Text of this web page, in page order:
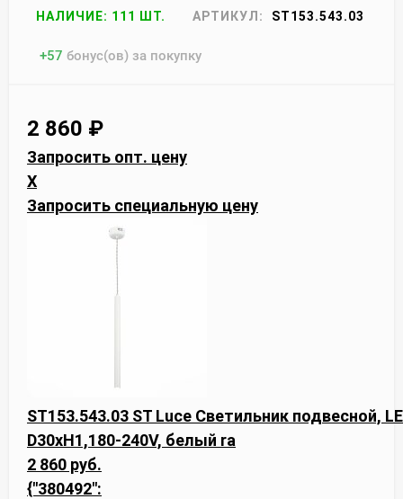
НАЛИЧИЕ: 111 ШТ. АРТИКУЛ: ST153.543.03
+57 бонус(ов) за покупку
2 860 ₽
Запросить опт. цену
X
Запросить специальную цену
ST153.543.03 ST Luce Светильник подвесной,
D30xH1,180-240V, белый ra
2 860 руб.
{"380492":